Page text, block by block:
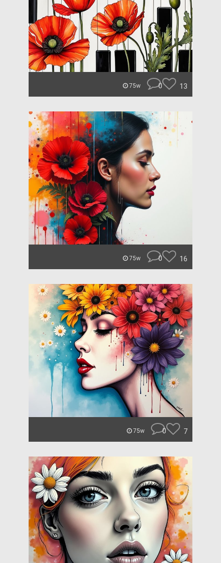
75w 0 13
75w 0 16
75w 0 7